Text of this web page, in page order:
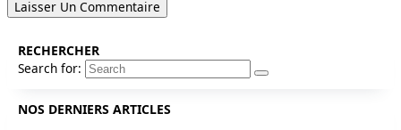
RECHERCHER
Search for:
NOS DERNIERS ARTICLES